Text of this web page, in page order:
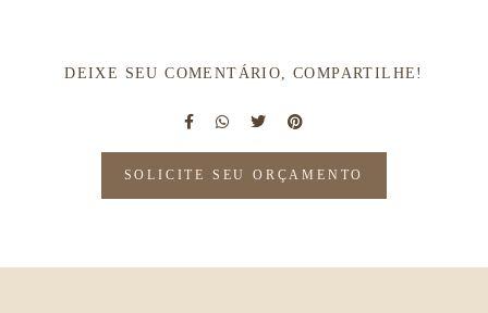
DEIXE SEU COMENTÁRIO, COMPARTILHE!
SOLICITE SEU ORÇAMENTO